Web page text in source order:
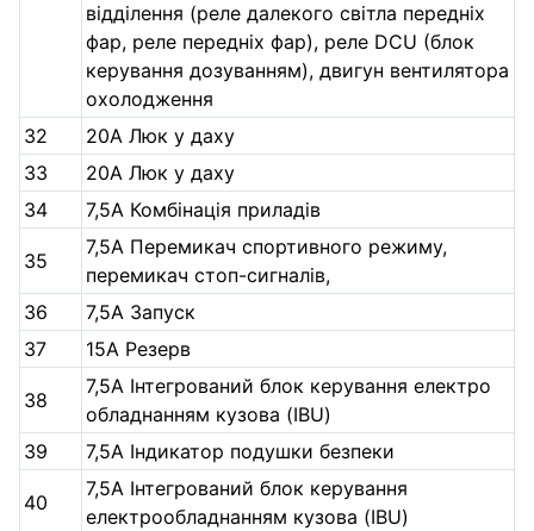
відділення (реле далекого світла передніх
фар, реле передніх фар), реле DCU (блок
керування дозуванням), двигун вентилятора
охолодження
32
20А Люк у даху
33
20А Люк у даху
34
7,5А Комбінація приладів
35
7,5А Перемикач спортивного режиму,
перемикач стоп-сигналів,
36
7,5А Запуск
37
15А Резерв
38
7,5А Інтегрований блок керування електро
обладнанням кузова (IBU)
39
7,5А Індикатор подушки безпеки
40
7,5А Інтегрований блок керування
електрообладнанням кузова (IBU)